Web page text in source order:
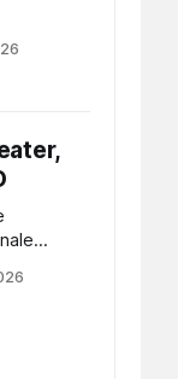
sind
auf